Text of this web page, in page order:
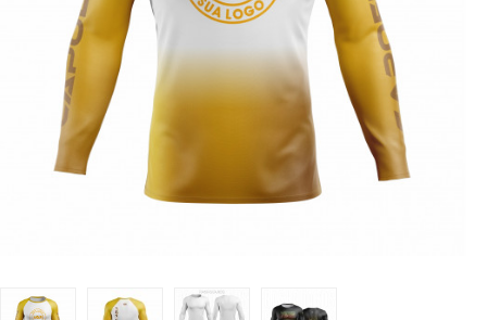
OFERTAS
CENTRAL
8309-